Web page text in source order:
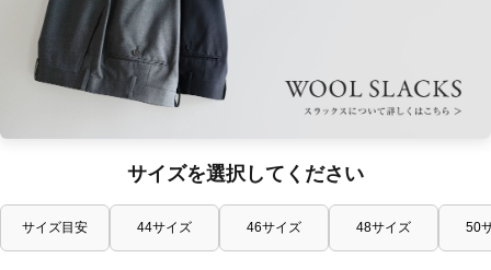
サイズを選択してください
サイズ目安 44サイズ 46サイズ 48サイズ 50